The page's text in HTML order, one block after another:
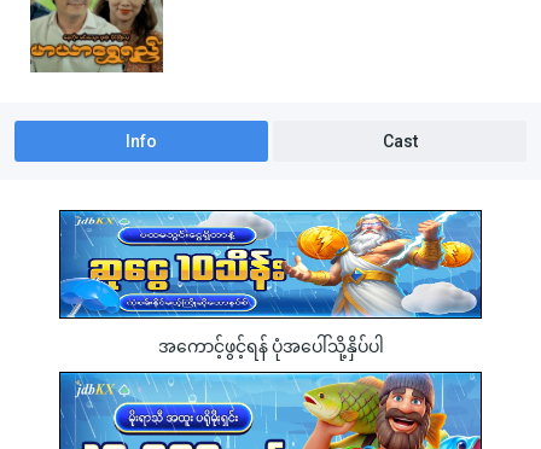
Info Cast
အကောင့်ဖွင့်ရန် ပုံအပေါ်သို့နှိပ်ပါ